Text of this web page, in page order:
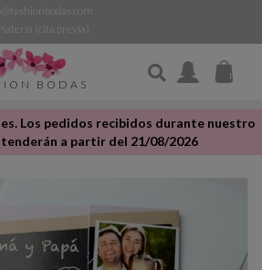
(cita previa)
BODAS
Los pedidos recibidos durante nuestro
a partir del 21/08/2026